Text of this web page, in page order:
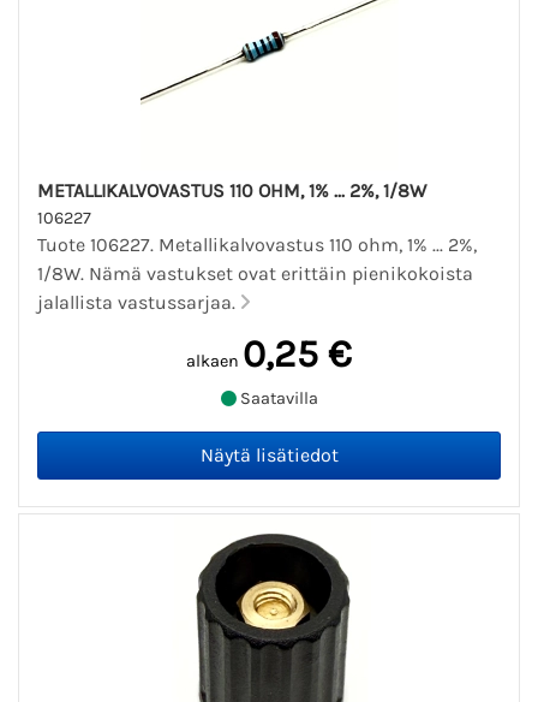
METALLIKALVOVASTUS 110 OHM, 1% ... 2%, 1/8W
106227
Tuote 106227. Metallikalvovastus 110 ohm, 1% ... 2%,
1/8W. Nämä vastukset ovat erittäin pienikokoista
jalallista vastussarjaa.
alkaen 0,25 €
Saatavilla